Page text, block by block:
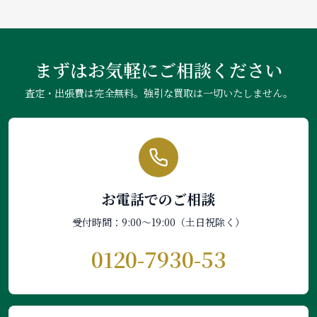
まずはお気軽にご相談ください
査定・出張費は完全無料。強引な買取は一切いたしません。
お電話でのご相談
受付時間：9:00〜19:00（土日祝除く）
0120-7930-53